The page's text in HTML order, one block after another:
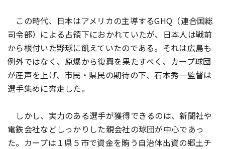
この時代、日本はアメリカの主導するGHQ（連合国総
司令部）による占領下におかれていたが、日本人は戦前
から根付いた野球に飢えていたのである。それは広島も
例外ではなく、原爆から復興を果たすべく、カープ球団
が産声を上げ、市民・県民の期待の下、石本秀一監督は
選手集めに奔走した。
しかし、実力のある選手が獲得できるのは、新聞社や
電鉄会社などしっかりした親会社の球団が中心であっ
た。カープは１県５市で資金を賄う自治体出資の郷土チ